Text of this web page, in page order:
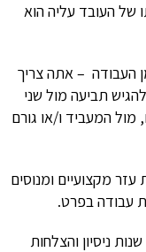
של העובד עליה הוא
העבודה – אתה צריך
תביעה מול שני
מול המעביד ו/או גורם
עורכי דין וצוות עזר מקצועיים ומנוסים
עבודה בפרט.
למשרד עו"ד ונוטריון דותן לינדנברג 24 שנות ניסיון והצלחות